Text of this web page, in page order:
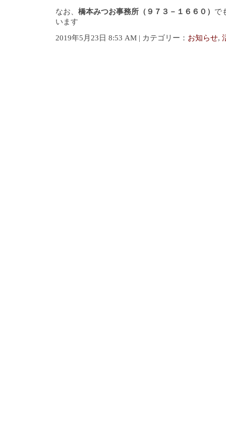
なお、 橋本みつお事務所（９７３－１６６０） で
います
2019年5月23日 8:53 AM | カテゴリー： お知らせ,